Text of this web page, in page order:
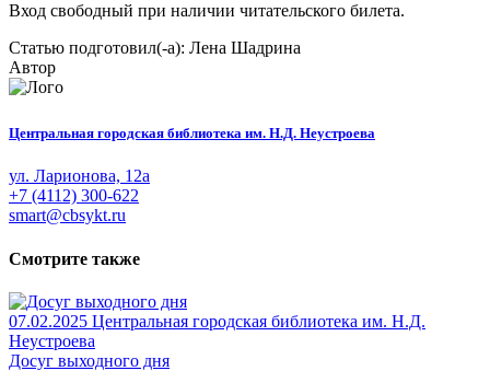
Вход свободный при наличии читательского билета.
Статью подготовил(-а): Лена Шадрина
Автор
Центральная городская библиотека им. Н.Д. Неустроева
ул. Ларионова, 12а
+7 (4112) 300-622
smart@cbsykt.ru
Смотрите также
07.02.2025 Центральная городская библиотека им. Н.Д.
Неустроева
Досуг выходного дня